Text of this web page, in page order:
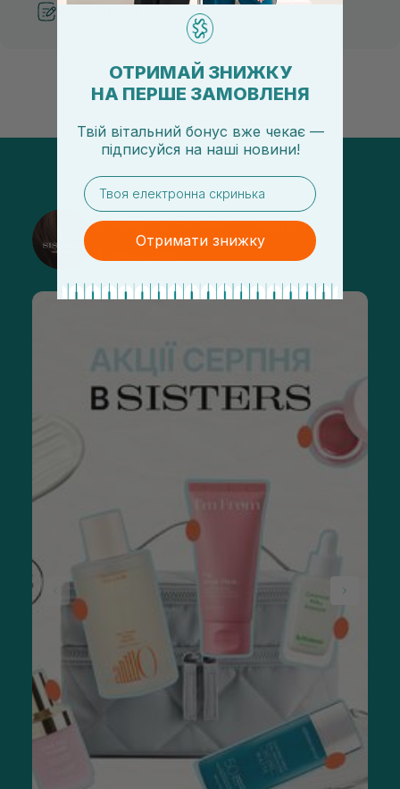
Рекомендації від косметологів
@sisters_stelmakh в Instagram
Підписатися
ОТРИМАЙ ЗНИЖКУ
НА ПЕРШЕ ЗАМОВЛЕНЯ
Твій вітальний бонус вже чекає —
підписуйся на наші новини!
email
Отримати знижку